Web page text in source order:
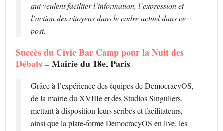
qui veulent faciliter l’information, l’expression et
l’action des citoyens dans le cadre actuel dans ce
post.
Succès du Civic Bar Camp pour la Nuit des
Débats– Mairie du 18e, Paris
Grâce à l’expérience des équipes de DemocracyOS,
de la mairie du XVIIIe et des Studios Singuliers,
mettant à disposition leurs scribes et facilitateurs,
ainsi que la plate-forme DemocracyOS en live, les